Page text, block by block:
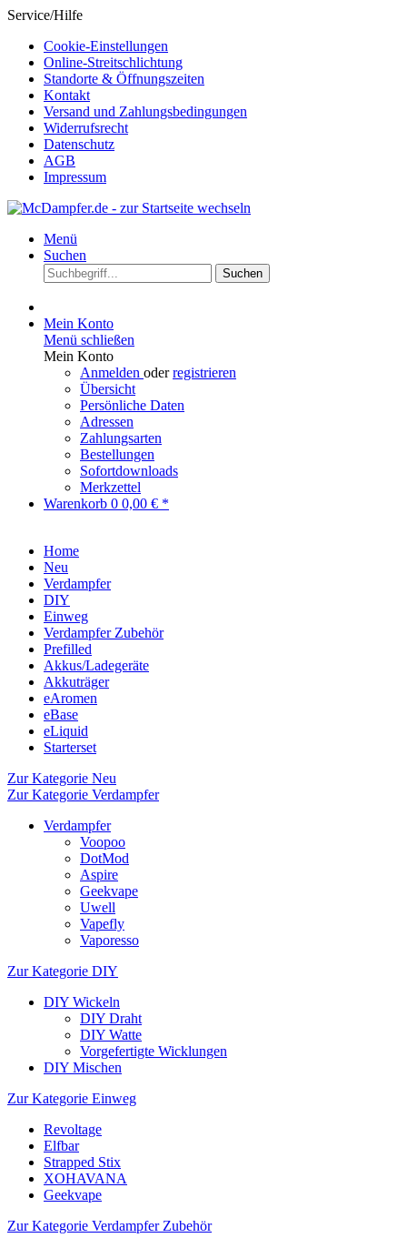
Service/Hilfe
Cookie-Einstellungen
Online-Streitschlichtung
Standorte & Öffnungszeiten
Kontakt
Versand und Zahlungsbedingungen
Widerrufsrecht
Datenschutz
AGB
Impressum
Menü
Suchen
Suchen
Mein Konto
Menü schließen
Mein Konto
Anmelden oderregistrieren
Übersicht
Persönliche Daten
Adressen
Zahlungsarten
Bestellungen
Sofortdownloads
Merkzettel
Warenkorb 0 0,00 € *
Home
Neu
Verdampfer
DIY
Einweg
Verdampfer Zubehör
Prefilled
Akkus/Ladegeräte
Akkuträger
eAromen
eBase
eLiquid
Starterset
Zur Kategorie Neu
Zur Kategorie Verdampfer
Verdampfer
Voopoo
DotMod
Aspire
Geekvape
Uwell
Vapefly
Vaporesso
Zur Kategorie DIY
DIY Wickeln
DIY Draht
DIY Watte
Vorgefertigte Wicklungen
DIY Mischen
Zur Kategorie Einweg
Revoltage
Elfbar
Strapped Stix
XOHAVANA
Geekvape
Zur Kategorie Verdampfer Zubehör